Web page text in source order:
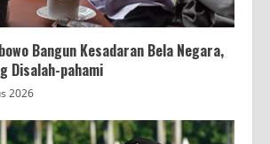
Bangun Kesadaran Bela Negara,
Disalah-pahami
2026